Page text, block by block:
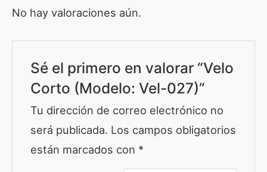
No hay valoraciones aún.
Sé el primero en valorar “Velo
Corto (Modelo: Vel-027)”
Tu dirección de correo electrónico no
será publicada. Los campos obligatorios
están marcados con *